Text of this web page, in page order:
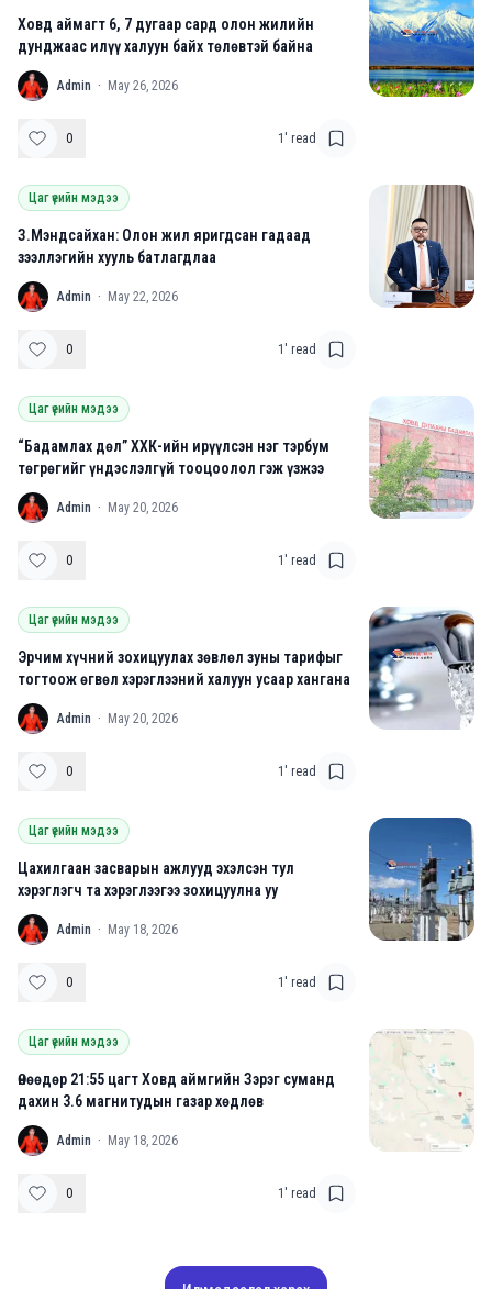
Ховд аймагт 6, 7 дугаар сард олон жилийн
дунджаас илүү халуун байх төлөвтэй байна
A Admin · May 26, 2026
0 1 ' read
Цаг үеийн мэдээ
З.Мэндсайхан: Олон жил яригдсан гадаад
зээллэгийн хууль батлагдлаа
A Admin · May 22, 2026
0 1 ' read
Цаг үеийн мэдээ
“Бадамлах дөл” ХХК-ийн ирүүлсэн нэг тэрбум
төгрөгийг үндэслэлгүй тооцоолол гэж үзжээ
A Admin · May 20, 2026
0 1 ' read
Цаг үеийн мэдээ
Эрчим хүчний зохицуулах зөвлөл зуны тарифыг
тогтоож өгвөл хэрэглээний халуун усаар хангана
A Admin · May 20, 2026
0 1 ' read
Цаг үеийн мэдээ
Цахилгаан засварын ажлууд эхэлсэн тул
хэрэглэгч та хэрэглээгээ зохицуулна уу
A Admin · May 18, 2026
0 1 ' read
Цаг үеийн мэдээ
Өнөөдөр 21:55 цагт Ховд аймгийн Зэрэг суманд
дахин 3.6 магнитудын газар хөдлөв
A Admin · May 18, 2026
0 1 ' read